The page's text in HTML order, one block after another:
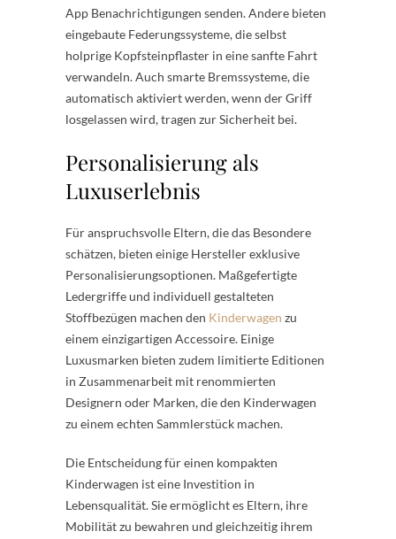
App Benachrichtigungen senden. Andere bieten
eingebaute Federungssysteme, die selbst
holprige Kopfsteinpflaster in eine sanfte Fahrt
verwandeln. Auch smarte Bremssysteme, die
automatisch aktiviert werden, wenn der Griff
losgelassen wird, tragen zur Sicherheit bei.
Personalisierung als
Luxuserlebnis
Für anspruchsvolle Eltern, die das Besondere
schätzen, bieten einige Hersteller exklusive
Personalisierungsoptionen. Maßgefertigte
Ledergriffe und individuell gestalteten
Stoffbezügen machen den Kinderwagen zu
einem einzigartigen Accessoire. Einige
Luxusmarken bieten zudem limitierte Editionen
in Zusammenarbeit mit renommierten
Designern oder Marken, die den Kinderwagen
zu einem echten Sammlerstück machen.
Die Entscheidung für einen kompakten
Kinderwagen ist eine Investition in
Lebensqualität. Sie ermöglicht es Eltern, ihre
Mobilität zu bewahren und gleichzeitig ihrem